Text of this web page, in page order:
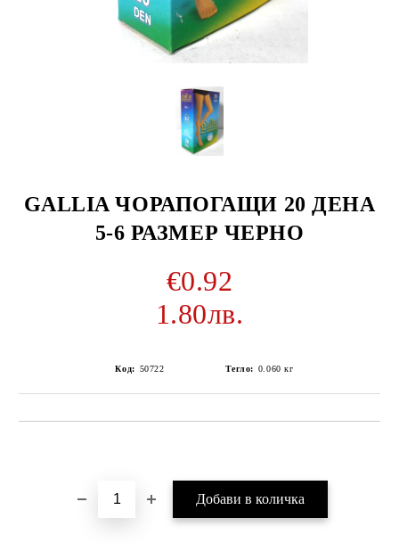
GALLIA ЧОРАПОГАЩИ 20 ДЕНА
5-6 РАЗМЕР ЧЕРНО
€0.92
1.80лв.
Код: 50722 Тегло: 0.060 кг